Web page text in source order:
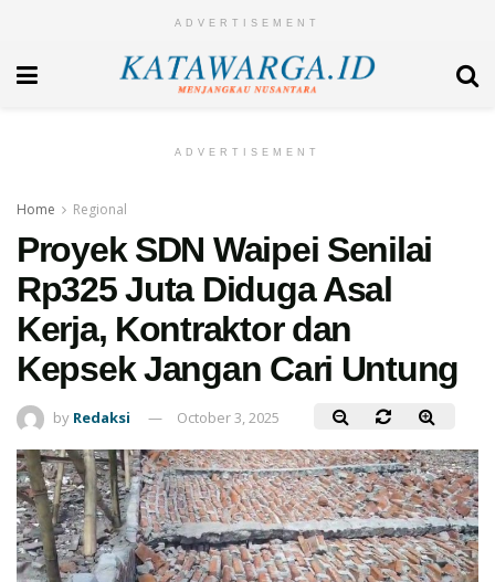
ADVERTISEMENT
ADVERTISEMENT
Home Regional
Proyek SDN Waipei Senilai
Rp325 Juta Diduga Asal
Kerja, Kontraktor dan
Kepsek Jangan Cari Untung
by Redaksi October 3, 2025